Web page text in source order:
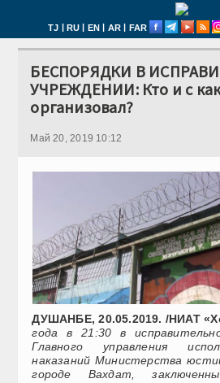
TJ | RU | EN | AR | FAR
БЕСПОРЯДКИ В
УЧРЕЖДЕНИИ: Кто и с
организовал?
Май 20, 2019 10:12
ДУШАНБЕ, 20.05.2019. /НИАТ
года в 21:30 в
Главного управления
наказаний Министерства
городе Вахдат,